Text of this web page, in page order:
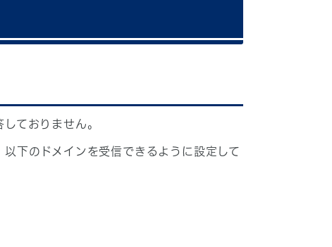
ておりません。
下のドメインを受信できるように設定して